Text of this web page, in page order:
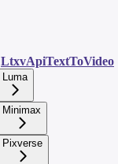
LtxvApiTextToVideo
Luma
Minimax
Pixverse